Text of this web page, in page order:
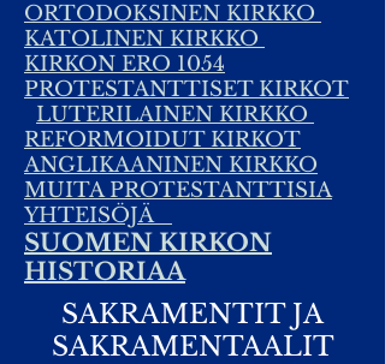
ORTODOKSINEN KIRKKO
KATOLINEN KIRKKO
KIRKON ERO 1054
PROTESTANTTISET KIRKOT
LUTERILAINEN KIRKKO
REFORMOIDUT KIRKOT
ANGLIKAANINEN KIRKKO
MUITA PROTESTANTTISIA
YHTEISÖJÄ
SUOMEN KIRKON
HISTORIAA
SAKRAMENTIT JA
SAKRAMENTAALIT